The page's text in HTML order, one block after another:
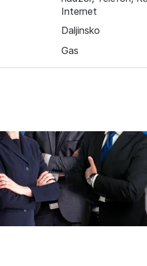
Internet
Daljinsko
Gas